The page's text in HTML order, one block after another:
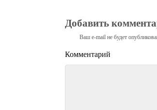
Добавить
Ваш e-mail не будет
Комментарий